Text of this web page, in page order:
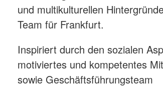
und multikulturellen
Team für Frankfurt.
Inspiriert durch den sozialen
motiviertes und kompetentes
sowie Geschäftsführungsteam